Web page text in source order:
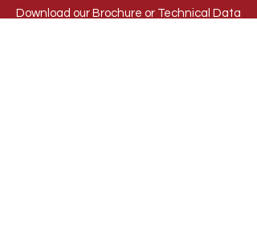
Download our Brochure or Technical Data